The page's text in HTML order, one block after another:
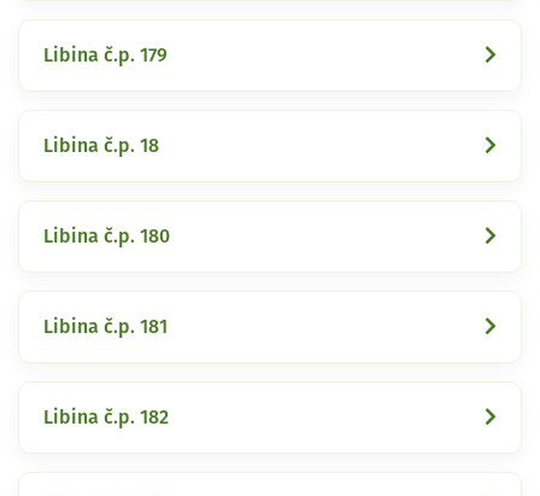
Libina č.p. 179
Libina č.p. 18
Libina č.p. 180
Libina č.p. 181
Libina č.p. 182